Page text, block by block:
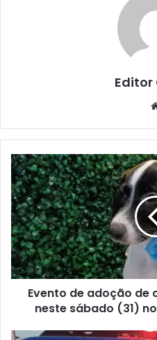
Editor
Evento de adoção de
neste sábado (31)